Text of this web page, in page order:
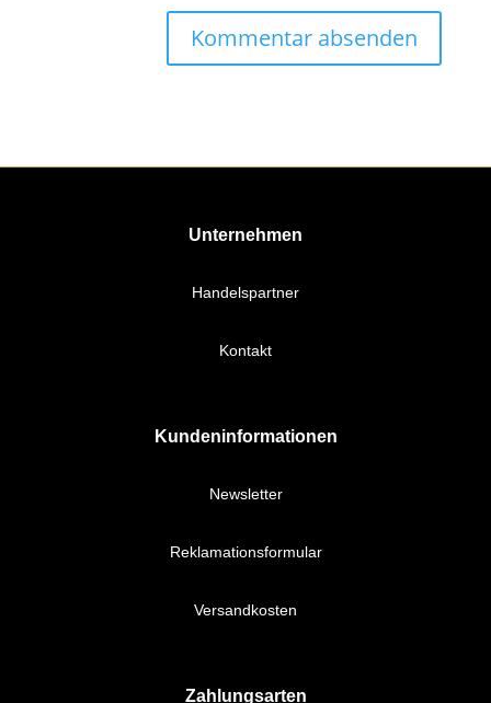
Unternehmen
Handelspartner
Kontakt
Kundeninformationen
Newsletter
Reklamationsformular
Versandkosten
Zahlungsarten